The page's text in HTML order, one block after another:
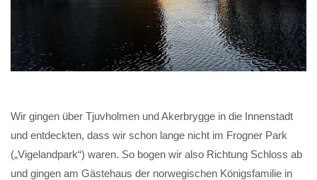
Wir gingen über Tjuvholmen und Akerbrygge in die Innenstadt
und entdeckten, dass wir schon lange nicht im Frogner Park
(„Vigelandpark“) waren. So bogen wir also Richtung Schloss ab
und gingen am Gästehaus der norwegischen Königsfamilie in